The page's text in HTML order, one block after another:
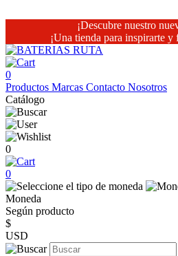
¡Descubre nuestro
¡Una tienda para inspirarte
0
Productos Marcas Contacto Nosotros
Catálogo
0
0
Moneda
Según producto
$
USD